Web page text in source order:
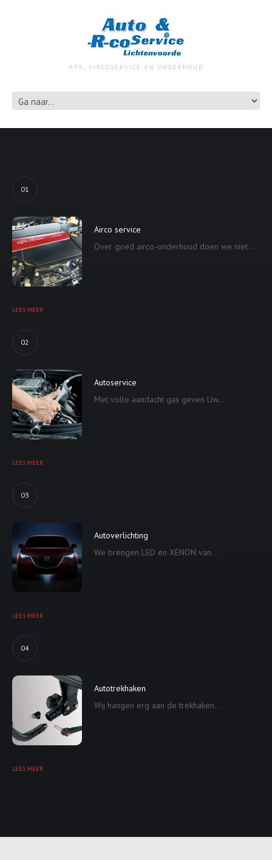
APK, AIRCOSERVICE EN ONDERHOUD
01
Airco service
Over goed airco-onderhoud doen we niet...
LEES MEER
02
Autoservice
Met volle aandacht gas geven Uw...
LEES MEER
03
Autoverlichting
We brengen LED en XENON van...
LEES MEER
04
Autotrekhaken
Wij hangen erg aan de trekhaken...
LEES MEER